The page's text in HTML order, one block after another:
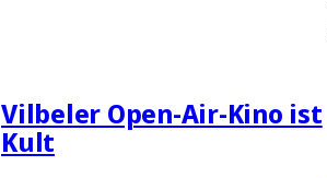
Vilbeler Open-Air-Kino ist
Kult